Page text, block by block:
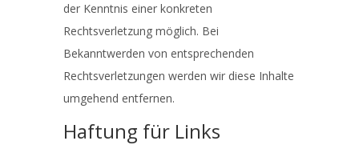
der Kenntnis einer konkreten
Rechtsverletzung möglich. Bei
Bekanntwerden von entsprechenden
Rechtsverletzungen werden wir diese Inhalte
umgehend entfernen.
Haftung für Links